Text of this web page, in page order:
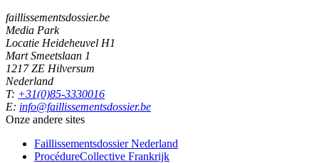
faillissementsdossier.be
Media Park
Locatie Heideheuvel H1
Mart Smeetslaan 1
1217 ZE Hilversum
Nederland
T: +31(0)85-3330016
E: info@faillissementsdossier.be
Onze andere sites
Faillissementsdossier Nederland
ProcédureCollective Frankrijk